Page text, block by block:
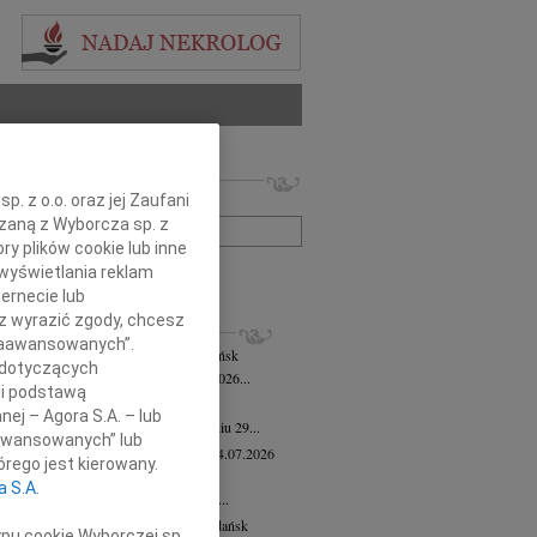
lub numer ogłoszenia:
+ szukanie zaawansowane
Bożyk wiek: 102 04.08.2026
Gdańsk
zawiadamiamy, że w dniu 25 lipca 2026...
Klocek 28.07.2026
smutkiem zawiadamiamy, że w dniu 29...
Semmerling-Owczarska
24.07.2026
żalem zawiadamiamy, że dnia 20...
Krupowicz wiek: 87 16.07.2026 Gdańsk
z o.o. oraz jej Zaufani
z Wyborcza sp. z
plików cookie lub inne
reklam
lub
wyrazić zgody, chcesz
podstawą
– Agora S.A. – lub
lub
jest kierowany.
S.A.